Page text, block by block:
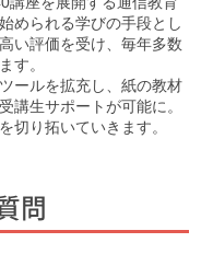
められる学びの手段とし
い評価を受け、毎年多数
す。
ールを拡充し、紙の教材
講生サポートが可能に。
切り拓いていきます。
問